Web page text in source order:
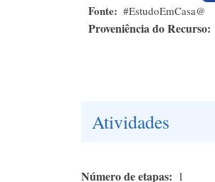
Fonte #EstudoEmCasa@
Proveniência do Recurso
Atividades
Número de etapas 1